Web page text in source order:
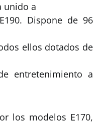
unido a
Dispone de 96
ellos dotados de
entretenimiento a
los modelos E170,